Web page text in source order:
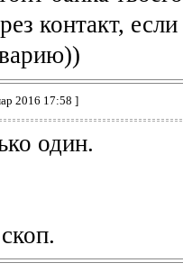
контакт,
2016 17:58 ]
один.